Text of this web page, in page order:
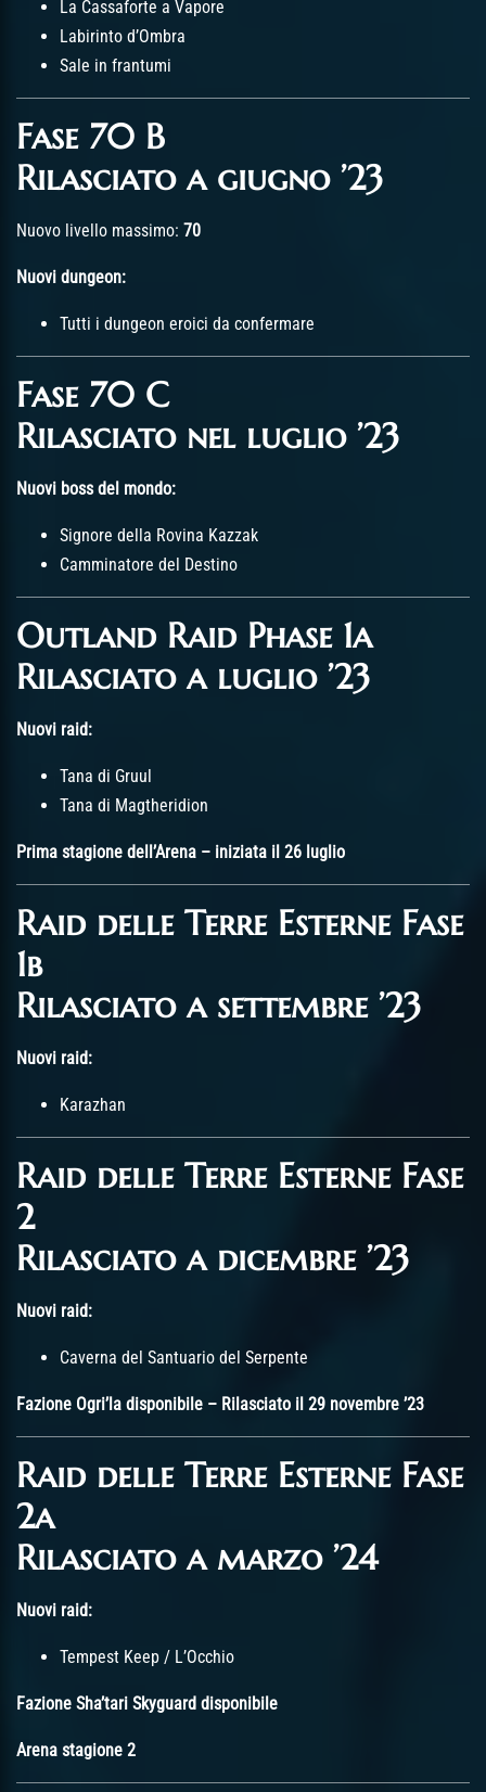
La Cassaforte a Vapore
Labirinto d’Ombra
Sale in frantumi
Fase 70 B
Rilasciato a giugno ’23
Nuovo livello massimo: 70
Nuovi dungeon:
Tutti i dungeon eroici da confermare
Fase 70 C
Rilasciato nel luglio ’23
Nuovi boss del mondo:
Signore della Rovina Kazzak
Camminatore del Destino
Outland Raid Phase 1a
Rilasciato a luglio ’23
Nuovi raid:
Tana di Gruul
Tana di Magtheridion
Prima stagione dell’Arena – iniziata il 26 luglio
Raid delle Terre Esterne Fase
1b
Rilasciato a settembre ’23
Nuovi raid:
Karazhan
Raid delle Terre Esterne Fase
2
Rilasciato a dicembre ’23
Nuovi raid:
Caverna del Santuario del Serpente
Fazione Ogri’la disponibile – Rilasciato il 29 novembre ’23
Raid delle Terre Esterne Fase
2a
Rilasciato a marzo ’24
Nuovi raid:
Tempest Keep / L’Occhio
Fazione Sha’tari Skyguard disponibile
Arena stagione 2